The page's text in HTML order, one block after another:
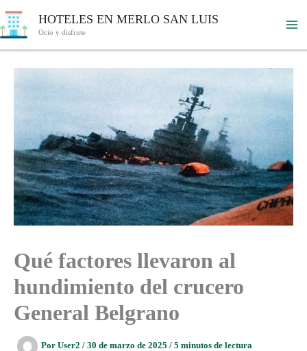
al
HOTELES EN MERLO SAN LUIS
Ocio y disfrute
Qué factores llevaron al
hundimiento del crucero
General Belgrano
Por User2 / 30 de marzo de 2025 / 5 minutos de lectura